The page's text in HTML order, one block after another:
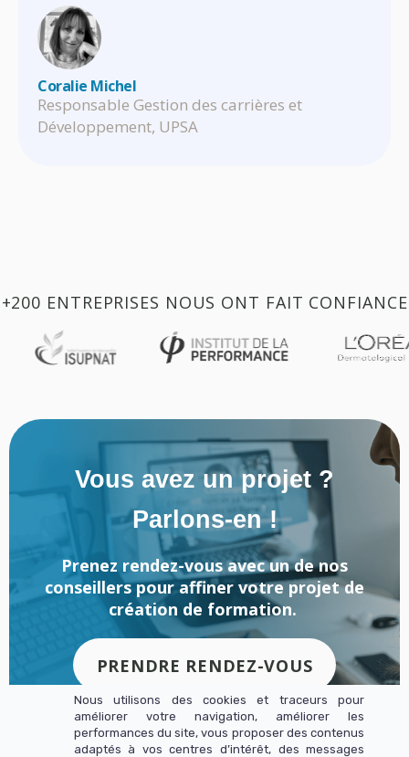
Coralie Michel
Responsable Gestion des carrières et
Développement, UPSA
+200 ENTREPRISES NOUS ONT FAIT CONFIANCE
Vous avez un projet ?
Parlons-en !
Prenez rendez-vous avec un de nos
conseillers pour affiner votre projet de
création de formation.
PRENDRE RENDEZ-VOUS
Nous utilisons des cookies et traceurs pour
améliorer votre navigation, améliorer les
performances du site, vous proposer des contenus
adaptés à vos centres d’intérêt, des messages